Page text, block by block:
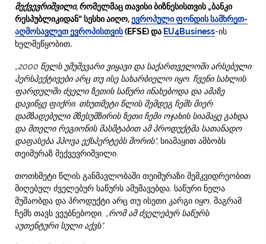
მექვევრიშვილი, რომელმაც თავისი ბიზნესისთვის „ბანკი
რესპუბლიკიდან“ სესხი აიღო,ევროპული ფონდის სამხრეთ-
აღმოსავლეთ ევროპისთვის(EFSE) და EU4Business-ის
ხელშეწყობით.
„2000 წელს უმუშევარი ვიყავი და საქართველოში არსებული
პერსპექტივები არც თუ ისე სახარბიელო იყო. ჩვენი სახლის
ფარდულში ძველი ზეთის საწური ინახებოდა და ამაზე
დავიწყე ფიქრი. თხუთმეტი წლის შემდეგ ჩემს მიერ
დამზადებული მზესუმზირის ზეთი ჩემი ოჯახის სიამაყე გახდა
და მთელი რეგიონის მასშტაბით ამ პროდუქტმა სათანადო
დაფასება ჰპოვა ექსპერტებს შორის“, სიამაყით ამბობს
თეიმურაზ მექვევრიშვილი.
თოთხმეტი წლის განმავლობაში თეიმურაზი მემკვიდრეობით
მიღებულ ძველებურ საწურს ამუშავებდა. საწური ნელა
მუშაობდა და პროდუქტი არც თუ ისეთი კარგი იყო, მაგრამ
ჩემს თავს ვეუბნებოდი, „რომ ამ ძველებურ საწურს
აუთენტური სული აქვს“.